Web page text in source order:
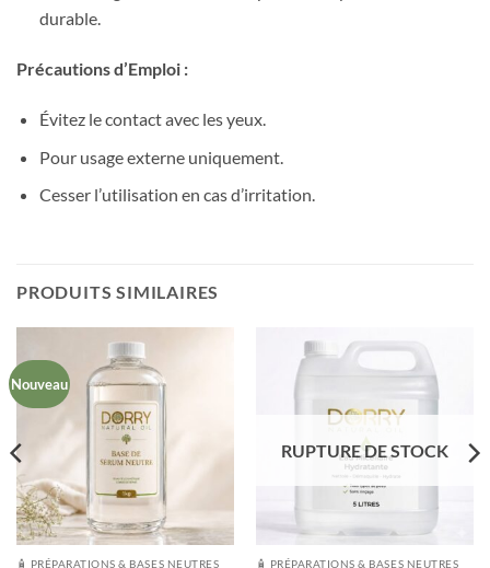
durable.
Précautions d’Emploi :
Évitez le contact avec les yeux.
Pour usage externe uniquement.
Cesser l’utilisation en cas d’irritation.
PRODUITS SIMILAIRES
Nouveau
🧴 PRÉPARATIONS & BASES NEUTRES
RUPTURE DE STOCK
🧴 PRÉPARATIONS & BASES NEUTRES